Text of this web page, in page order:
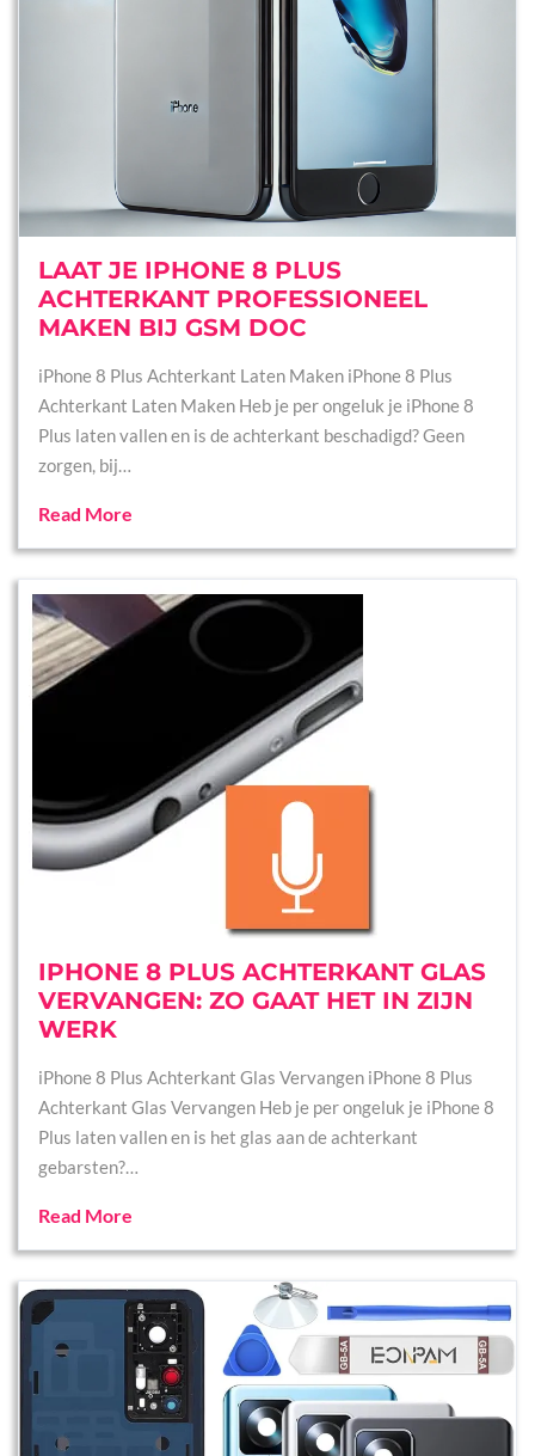
LAAT JE IPHONE 8 PLUS
ACHTERKANT PROFESSIONEEL
MAKEN BIJ GSM DOC
iPhone 8 Plus Achterkant Laten Maken iPhone 8 Plus
Achterkant Laten Maken Heb je per ongeluk je iPhone 8
Plus laten vallen en is de achterkant beschadigd? Geen
zorgen, bij…
Read More
IPHONE 8 PLUS ACHTERKANT GLAS
VERVANGEN: ZO GAAT HET IN ZIJN
WERK
iPhone 8 Plus Achterkant Glas Vervangen iPhone 8 Plus
Achterkant Glas Vervangen Heb je per ongeluk je iPhone 8
Plus laten vallen en is het glas aan de achterkant
gebarsten?…
Read More